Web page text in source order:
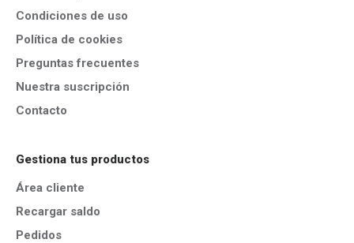
Condiciones de uso
Política de cookies
Preguntas frecuentes
Nuestra suscripción
Contacto
Gestiona tus productos
Área cliente
Recargar saldo
Pedidos